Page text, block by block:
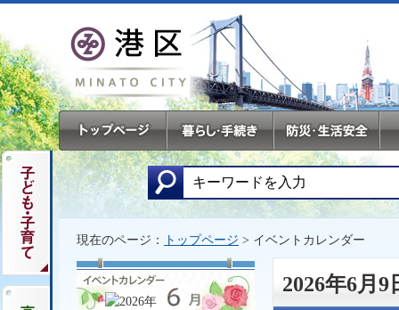
現在のページ： トップページ > イベントカレンダー
2026年6月